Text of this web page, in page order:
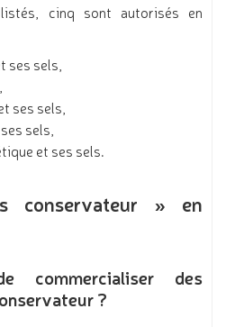
cinq sont autorisés en
ses sels,
ses sels,
sels,
et ses sels.
conservateur » en
commercialiser des
?